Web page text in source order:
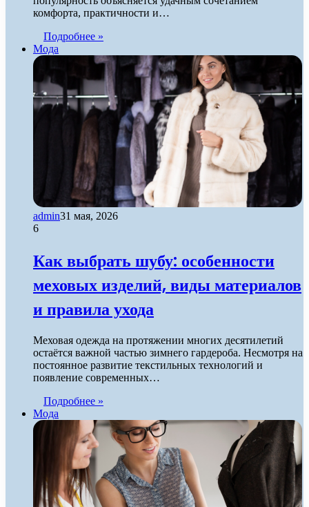
комфорта, практичности и…
Подробнее »
Мода
admin31 мая, 2026
6
Как выбрать шубу: особенности
меховых изделий, виды материалов
и правила ухода
Меховая одежда на протяжении многих десятилетий
остаётся важной частью зимнего гардероба. Несмотря на
постоянное развитие текстильных технологий и
появление современных…
Подробнее »
Мода